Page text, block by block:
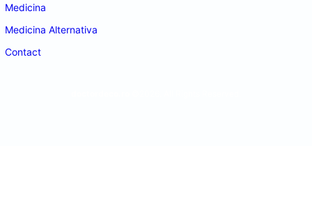
Medicina
Medicina Alternativa
Contact